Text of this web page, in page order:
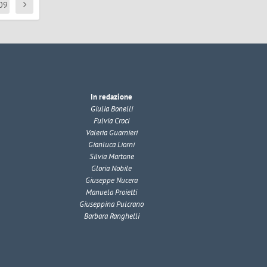
In redazione
Giulia Bonelli
Fulvia Croci
Valeria Guarnieri
Gianluca Liorni
Silvia Martone
Gloria Nobile
Giuseppe Nucera
Manuela Proietti
Giuseppina Pulcrano
Barbara Ranghelli